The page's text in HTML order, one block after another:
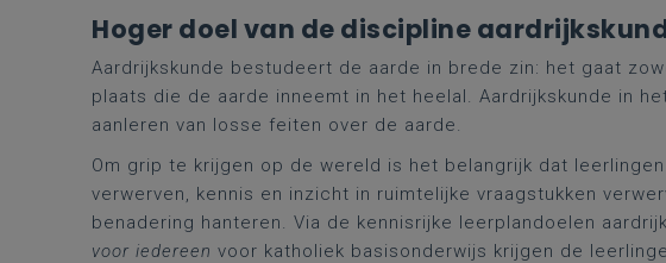
Hoger doel van de discipline
Aardrijkskunde bestudeert de aarde in brede zin: het gaat
plaats die de aarde inneemt in het heelal. Aardrijkskunde in
aanleren van losse feiten over de aarde.
Om grip te krijgen op de wereld is het belangrijk dat
verwerven, kennis en inzicht in ruimtelijke vraagstukken
benadering hanteren. Via de kennisrijke leerplandoelen
voor iedereen voor katholiek basisonderwijs krijgen de